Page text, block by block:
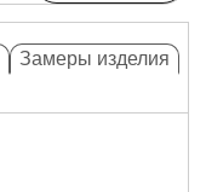
Замеры изделия